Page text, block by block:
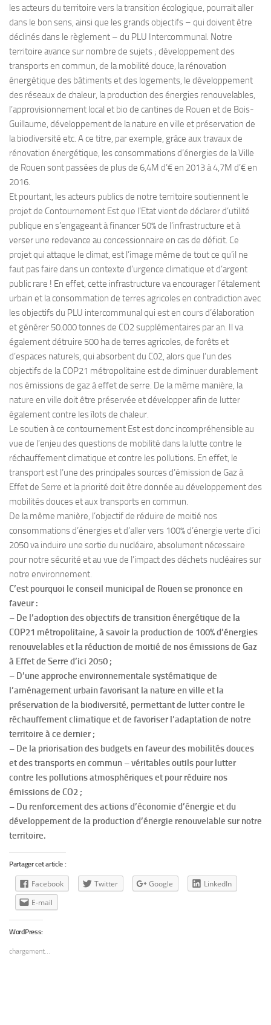
les acteurs du territoire vers la transition écologique, pourrait aller
dans le bon sens, ainsi que les grands objectifs – qui doivent être
déclinés dans le règlement – du PLU Intercommunal. Notre
territoire avance sur nombre de sujets ; développement des
transports en commun, de la mobilité douce, la rénovation
énergétique des bâtiments et des logements, le développement
des réseaux de chaleur, la production des énergies renouvelables,
l’approvisionnement local et bio de cantines de Rouen et de Bois-
Guillaume, développement de la nature en ville et préservation de
la biodiversité etc. A ce titre, par exemple, grâce aux travaux de
rénovation énergétique, les consommations d’énergies de la Ville
de Rouen sont passées de plus de 6,4M d’€ en 2013 à 4,7M d’€ en
2016.
Et pourtant, les acteurs publics de notre territoire soutiennent le
projet de Contournement Est que l’Etat vient de déclarer d’utilité
publique en s’engageant à financer 50% de l’infrastructure et à
verser une redevance au concessionnaire en cas de déficit. Ce
projet qui attaque le climat, est l’image même de tout ce qu’il ne
faut pas faire dans un contexte d’urgence climatique et d’argent
public rare ! En effet, cette infrastructure va encourager l’étalement
urbain et la consommation de terres agricoles en contradiction avec
les objectifs du PLU intercommunal qui est en cours d’élaboration
et générer 50.000 tonnes de CO2 supplémentaires par an. Il va
également détruire 500 ha de terres agricoles, de forêts et
d’espaces naturels, qui absorbent du C02, alors que l’un des
objectifs de la COP21 métropolitaine est de diminuer durablement
nos émissions de gaz à effet de serre. De la même manière, la
nature en ville doit être préservée et développer afin de lutter
également contre les îlots de chaleur.
Le soutien à ce contournement Est est donc incompréhensible au
vue de l’enjeu des questions de mobilité dans la lutte contre le
réchauffement climatique et contre les pollutions. En effet, le
transport est l’une des principales sources d’émission de Gaz à
Effet de Serre et la priorité doit être donnée au développement des
mobilités douces et aux transports en commun.
De la même manière, l’objectif de réduire de moitié nos
consommations d’énergies et d’aller vers 100% d’énergie verte d’ici
2050 va induire une sortie du nucléaire, absolument nécessaire
pour notre sécurité et au vue de l’impact des déchets nucléaires sur
notre environnement.
C’est pourquoi le conseil municipal de Rouen se prononce en
faveur :
– De l’adoption des objectifs de transition énergétique de la
COP21 métropolitaine, à savoir la production de 100% d’énergies
renouvelables et la réduction de moitié de nos émissions de Gaz
à Effet de Serre d’ici 2050 ;
– D’une approche environnementale systématique de
l’aménagement urbain favorisant la nature en ville et la
préservation de la biodiversité, permettant de lutter contre le
réchauffement climatique et de favoriser l’adaptation de notre
territoire à ce dernier ;
– De la priorisation des budgets en faveur des mobilités douces
et des transports en commun – véritables outils pour lutter
contre les pollutions atmosphériques et pour réduire nos
émissions de CO2 ;
– Du renforcement des actions d’économie d’énergie et du
développement de la production d’énergie renouvelable sur notre
territoire.
Partager cet article :
Facebook Twitter Google
LinkedIn
E-mail
WordPress:
chargement…